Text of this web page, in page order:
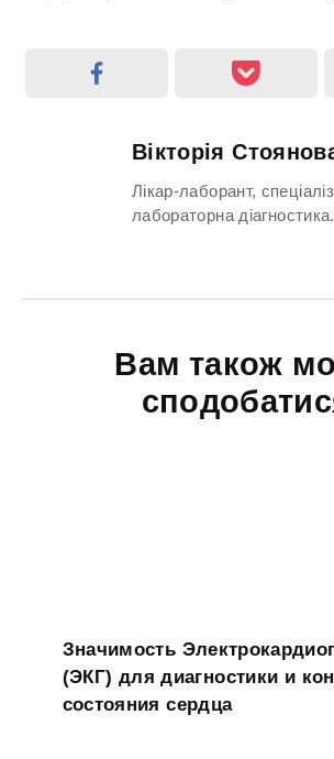
Вікторія
Лікар-лаборант,
лабораторна діагностика.
Вам також
Значимость
(ЭКГ) для диагностики и
состояния сердца